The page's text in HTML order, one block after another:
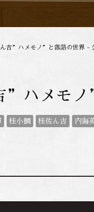
吉”ハメモノ”と落語の世界 -
”ハメモ
桂小鯛 桂佐ん吉 内海